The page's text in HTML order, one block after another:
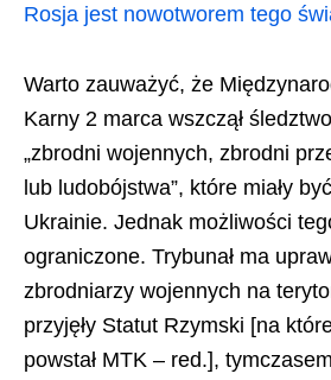
Rosja jest nowotworem tego
Warto zauważyć, że
Karny 2 marca wszczął
„zbrodni wojennych, zbrodni
lub ludobójstwa”, które miały
Ukrainie. Jednak możliwości
ograniczone. Trybunał ma
zbrodniarzy wojennych na
przyjęły Statut Rzymski [na
powstał MTK – red.],